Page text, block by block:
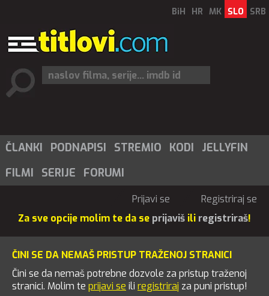
BiH HR MK SLO SRB
ČLANKI PODNAPISI STREMIO KODI
JELLYFIN
FILMI
SERIJE FORUMI
Prijavi se
Registriraj se
Za sve opcije molim te da se prijaviš ili registriraš!
ČINI SE DA NEMAŠ PRISTUP TRAŽENOJ STRANICI
Čini se da nemaš potrebne dozvole za pristup traženoj
stranici. Molim te prijavi se ili registriraj za puni pristup!